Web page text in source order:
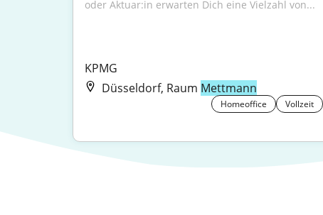
oder Aktuar:in erwarten Dich eine Vielzahl von...
KPMG
Düsseldorf, Raum Mettmann
Homeoffice Vollzeit